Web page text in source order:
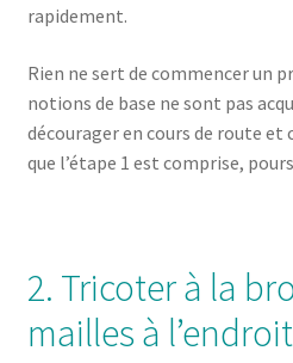
rapidement.
Rien ne sert de commencer un
notions de base ne sont pas
décourager en cours de route et
que l’étape 1 est comprise,
2. Tricoter à la
mailles à l’endroit